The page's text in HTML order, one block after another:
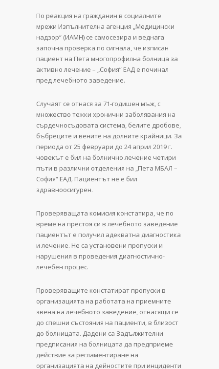
По реакция на гражданин в социалните
мрежи Изпълнителна агенция „Медицински
надзор“ (ИАМН) се самосезира и веднага
започна проверка по сигнала, че изписан
пациент на Пета многопрофилна болница за
активно лечение – „София” ЕАД е починал
пред лечебното заведение.
Случаят се отнася за 71-годишен мъж, с
множество тежки хронични заболявания на
сърдечносъдовата система, белите дробове,
бъбреците и вените на долните крайници. За
периода от 25 февруари до 24 април 2019 г.
човекът е бил на болнично лечение четири
пъти в различни отделения на „Пета МБАЛ –
София“ ЕАД. Пациентът не е бил
здравноосигурен.
Проверяващата комисия констатира, че по
време на престоя си в лечебното заведение
пациентът е получил адекватна диагностика
и лечение. Не са установени пропуски и
нарушения в проведения диагностично-
лечебен процес.
Проверяващите констатират пропуски в
организацията на работата на приемните
звена на лечебното заведение, отнасящи се
до спешни състояния на пациенти, в близост
до болницата. Дадени са Задължителни
предписания на болницата да предприеме
действие за регламентиране на
организацията на дейностите при инциденти